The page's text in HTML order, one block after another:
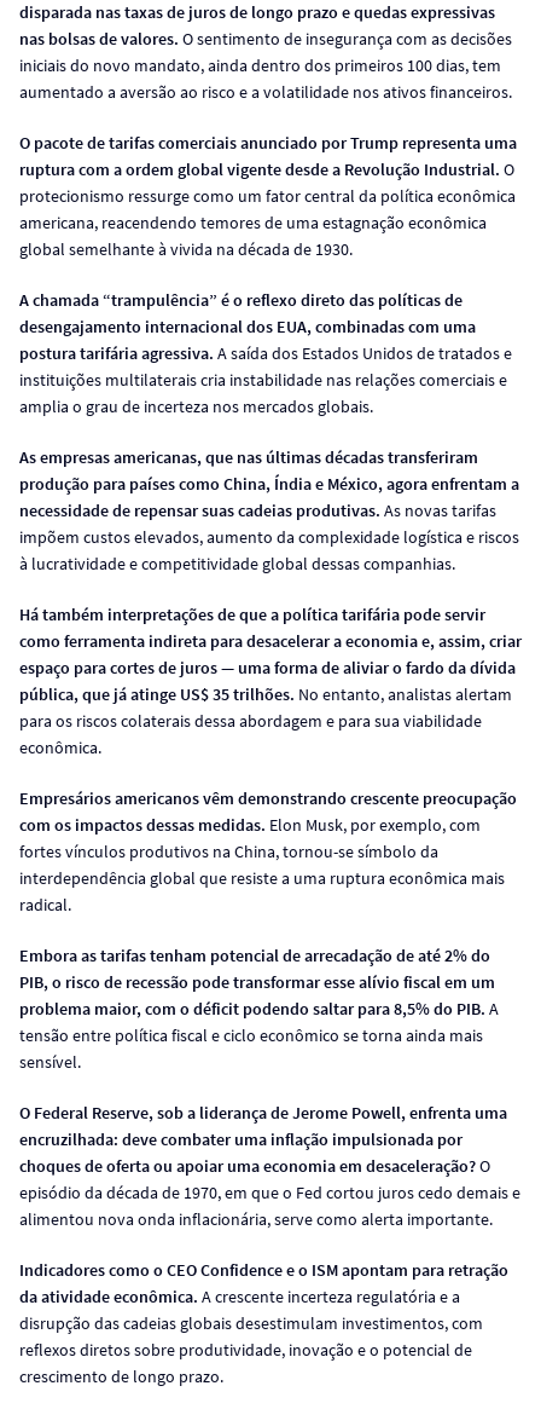
disparada nas taxas de juros de longo prazo e quedas expressivas
nas bolsas de valores. O sentimento de insegurança com as decisões
iniciais do novo mandato, ainda dentro dos primeiros 100 dias, tem
aumentado a aversão ao risco e a volatilidade nos ativos financeiros.
O pacote de tarifas comerciais anunciado por Trump representa uma
ruptura com a ordem global vigente desde a Revolução Industrial. O
protecionismo ressurge como um fator central da política econômica
americana, reacendendo temores de uma estagnação econômica
global semelhante à vivida na década de 1930.
A chamada “trampulência” é o reflexo direto das políticas de
desengajamento internacional dos EUA, combinadas com uma
postura tarifária agressiva. A saída dos Estados Unidos de tratados e
instituições multilaterais cria instabilidade nas relações comerciais e
amplia o grau de incerteza nos mercados globais.
As empresas americanas, que nas últimas décadas transferiram
produção para países como China, Índia e México, agora enfrentam a
necessidade de repensar suas cadeias produtivas. As novas tarifas
impõem custos elevados, aumento da complexidade logística e riscos
à lucratividade e competitividade global dessas companhias.
Há também interpretações de que a política tarifária pode servir
como ferramenta indireta para desacelerar a economia e, assim, criar
espaço para cortes de juros — uma forma de aliviar o fardo da dívida
pública, que já atinge US$ 35 trilhões. No entanto, analistas alertam
para os riscos colaterais dessa abordagem e para sua viabilidade
econômica.
Empresários americanos vêm demonstrando crescente preocupação
com os impactos dessas medidas. Elon Musk, por exemplo, com
fortes vínculos produtivos na China, tornou-se símbolo da
interdependência global que resiste a uma ruptura econômica mais
radical.
Embora as tarifas tenham potencial de arrecadação de até 2% do
PIB, o risco de recessão pode transformar esse alívio fiscal em um
problema maior, com o déficit podendo saltar para 8,5% do PIB. A
tensão entre política fiscal e ciclo econômico se torna ainda mais
sensível.
O Federal Reserve, sob a liderança de Jerome Powell, enfrenta uma
encruzilhada: deve combater uma inflação impulsionada por
choques de oferta ou apoiar uma economia em desaceleração?O
episódio da década de 1970, em que o Fed cortou juros cedo demais e
alimentou nova onda inflacionária, serve como alerta importante.
Indicadores como o CEO Confidence e o ISM apontam para retração
da atividade econômica. A crescente incerteza regulatória e a
disrupção das cadeias globais desestimulam investimentos, com
reflexos diretos sobre produtividade, inovação e o potencial de
crescimento de longo prazo.